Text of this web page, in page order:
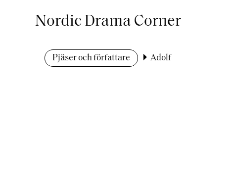
Nordic Drama Corner
Pjäser och författare Adolf